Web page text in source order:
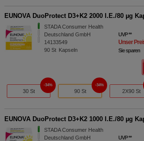
EUNOVA DuoProtect D3+K2 2000 I.E./80 µg
STADA Consumer Health
Deutschland GmbH
14133549
90 St Kapseln
UVP**
Unser
Sie sparen
30 St
34%
90 St
34%
2X90 St
EUNOVA DuoProtect D3+K2 1000 I.E./80 µg
STADA Consumer Health
Deutschland GmbH
UVP**